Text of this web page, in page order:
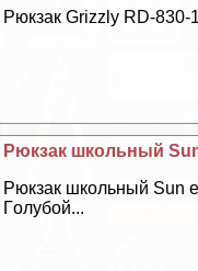
Рюкзак Grizzly RD-830-
Рюкзак школьный
Рюкзак школьный Sun
Гoлyбой...